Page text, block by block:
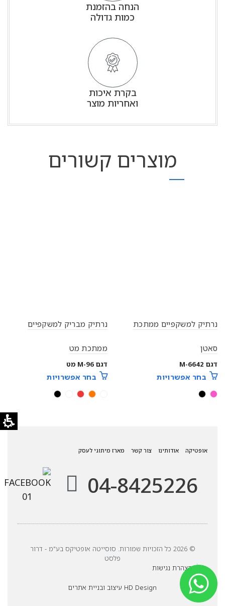
הנחה בהזמנת
כמות גדולה
בקרת איכות
ואחריות מוצר
מוצרים קשורים
נרתיק למשקפיים ממתכת
סאטן
דגם M-6642
בחר אפשרויות
נרתיק מבריק למשקפיים
ממתכת מט
דגם M-96 מט
בחר אפשרויות
אופטיקה אודותינו צור קשר מארז מיתוגי לעסק
04-8425226
© 2026 כל הזכויות שמורות. סוסייטה אופטיקס בע"מ - דרור
פלסט
הצהרת נגישות
HD Design עיצוב ובניית אתרים